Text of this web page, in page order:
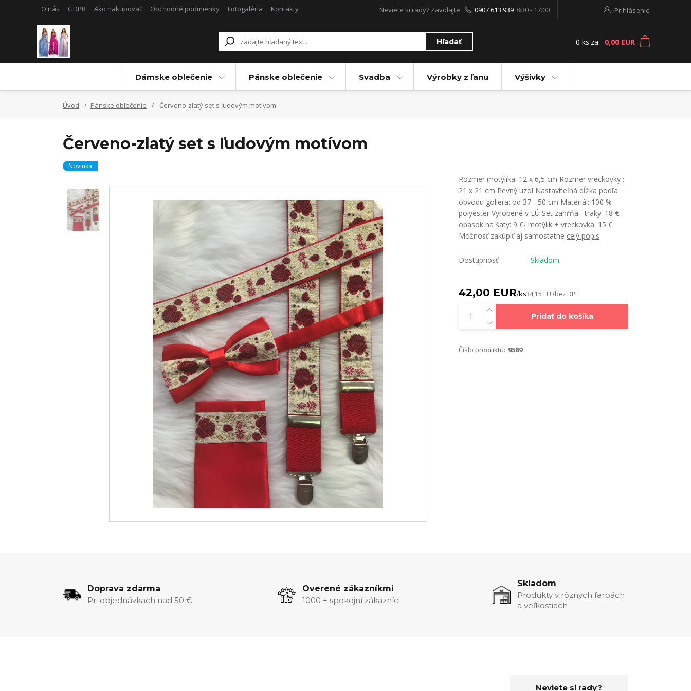
O nás GDPR Ako nakupovať Obchodné podmienky Fotogaléria Kontakty Prihlásenie
Hľadať
Neviete si rady? Zavolajte. 0907 613 939 8:30 - 17:00
0 ks za 0,00 EUR
Dámske oblečenie Pánske oblečenie Svadba Výrobky z ľanu Výšivky
Úvod Pánske oblečenie Červeno-zlatý set s ľudovým motívom
Červeno-zlatý set s ľudovým motívom
Novinka
Rozmer motýlika: 12 x 6,5 cm Rozmer vreckovky :
21 x 21 cm Pevný uzol Nastaviteľná dĺžka podľa
obvodu goliera: od 37 - 50 cm Materiál: 100 %
polyester Vyrobené v EÚ Set zahŕňa:- traky: 18 €-
opasok na šaty: 9 €- motýlik + vreckovka: 15 €
Možnosť zakúpiť aj samostatne celý popis
Dostupnosť Skladom
42,00 EUR/ks34,15 EURbez DPH
Pridať do košíka
Číslo produktu: 9589
Doprava zdarma
Pri objednávkach nad 50 €
Overené zákazníkmi
1000 + spokojní zákazníci
Skladom
Produkty v rôznych farbách
a veľkostiach
Neviete si rady?